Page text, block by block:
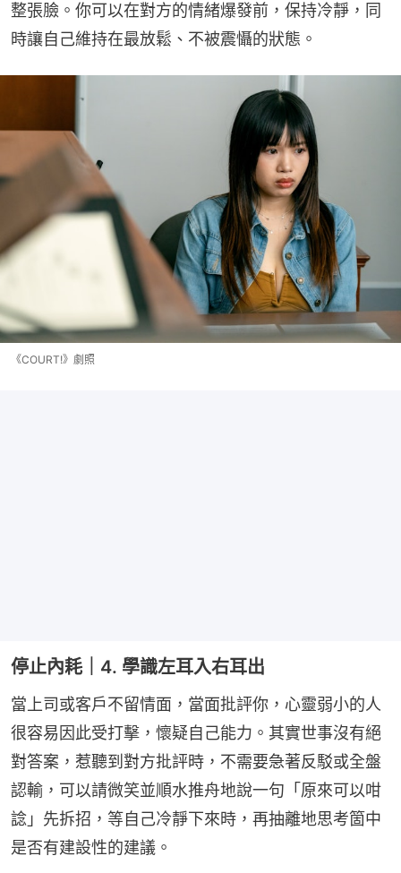
整張臉。你可以在對方的情緒爆發前，保持冷靜，同
時讓自己維持在最放鬆、不被震懾的狀態。
《COURT!》劇照
停止內耗｜4. 學識左耳入右耳出
當上司或客戶不留情面，當面批評你，心靈弱小的人
很容易因此受打擊，懷疑自己能力。其實世事沒有絕
對答案，惹聽到對方批評時，不需要急著反駁或全盤
認輸，可以請微笑並順水推舟地說一句「原來可以咁
諗」先拆招，等自己冷靜下來時，再抽離地思考箇中
是否有建設性的建議。